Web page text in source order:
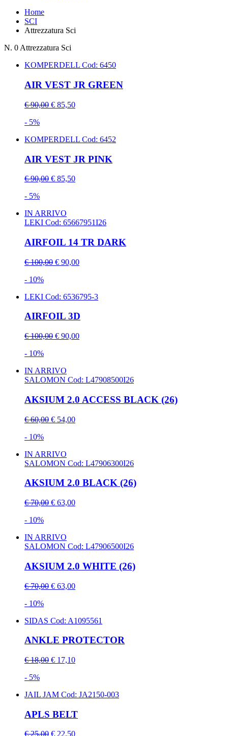
Home
SCI
Attrezzatura Sci
N. 0Attrezzatura Sci
KOMPERDELL Cod: 6450
AIR VEST JR GREEN
€ 90,00 € 85,50
- 5%
KOMPERDELL Cod: 6452
AIR VEST JR PINK
€ 90,00 € 85,50
- 5%
IN ARRIVO
LEKI Cod: 65667951I26
AIRFOIL 14 TR DARK
€ 100,00 € 90,00
- 10%
LEKI Cod: 6536795-3
AIRFOIL 3D
€ 100,00 € 90,00
- 10%
IN ARRIVO
SALOMON Cod: L47908500I26
AKSIUM 2.0 ACCESS BLACK (26)
€ 60,00 € 54,00
- 10%
IN ARRIVO
SALOMON Cod: L47906300I26
AKSIUM 2.0 BLACK (26)
€ 70,00 € 63,00
- 10%
IN ARRIVO
SALOMON Cod: L47906500I26
AKSIUM 2.0 WHITE (26)
€ 70,00 € 63,00
- 10%
SIDAS Cod: A1095561
ANKLE PROTECTOR
€ 18,00 € 17,10
- 5%
JAIL JAM Cod: JA2150-003
APLS BELT
€ 25,00 € 22,50